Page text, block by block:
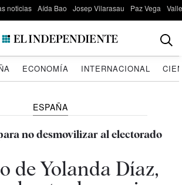
noticias Aída Bao Josep Vilarasau Paz Vega
ECONOMÍA INTERNACIONAL
ESPAÑA
no desmovilizar al electorado
de Yolanda Díaz,